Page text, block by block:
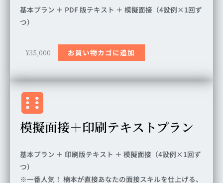
基本プラン ＋ PDF 版テキスト ＋ 模擬面接（4設例×1回ず
つ）
¥35,000 お買い物カゴに追加
模擬面接＋印刷テキストプラン
基本プラン ＋ 印刷版テキスト ＋ 模擬面接（4設例×1回ず
つ）
※一番人気！ 楠本が直接あなたの面接スキルを仕上げる、